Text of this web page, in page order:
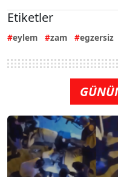
Etiketler
eylem zam egzersiz